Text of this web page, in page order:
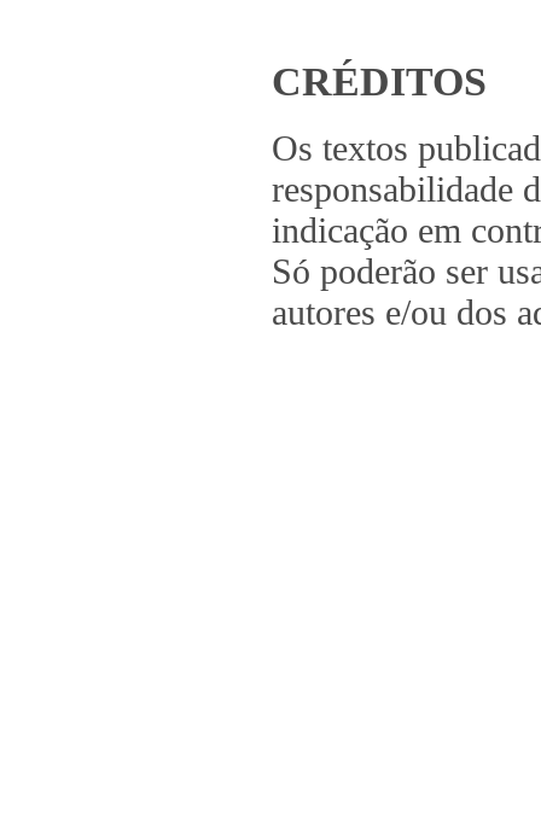
CRÉDITOS
Os textos
responsabilidade
indicação em
Só poderão ser
autores e/ou dos